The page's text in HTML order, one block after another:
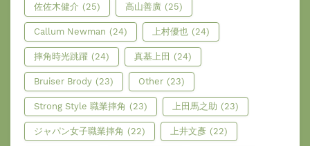
佐佐木健介 (25) 高山善廣 (25)
Callum Newman (24) 上村優也 (24)
摔角時光跳躍 (24) 真基上田 (24)
Bruiser Brody (23) Other (23)
Strong Style 職業摔角 (23) 上田馬之助 (23)
ジャパン女子職業摔角 (22) 上井文彥 (22)